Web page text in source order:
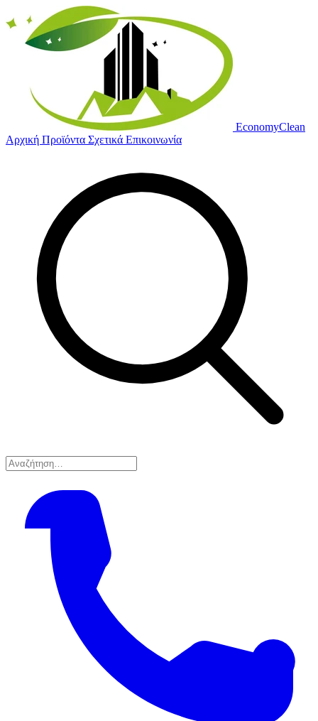
EconomyClean
Αρχική Προϊόντα Σχετικά Επικοινωνία